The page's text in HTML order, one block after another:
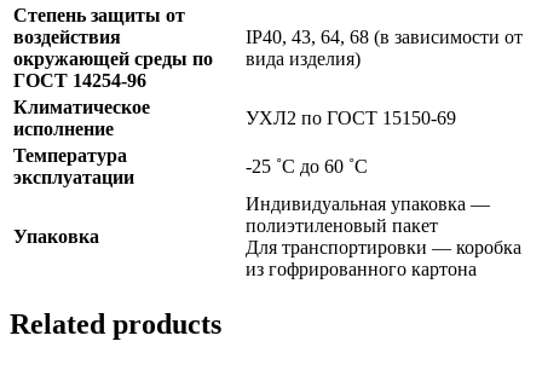
Степень защиты от
воздействия
окружающей среды по
ГОСТ 14254-96
IP40, 43, 64, 68 (в зависимости от
вида изделия)
Климатическое
исполнение
УХЛ2 по ГОСТ 15150-69
Температура
эксплуатации
-25 ˚С до 60 ˚С
Упаковка
Индивидуальная упаковка —
полиэтиленовый пакет
Для транспортировки — коробка
из гофрированного картона
Related products